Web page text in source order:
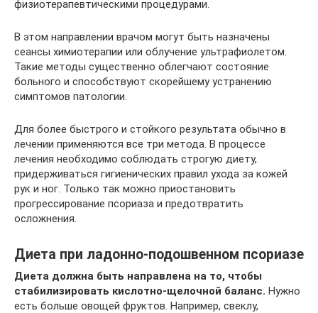
физиотерапевтическими процедурами.
В этом направлении врачом могут быть назначены
сеансы химиотерапии или облучение ультрафиолетом.
Такие методы существенно облегчают состояние
больного и способствуют скорейшему устранению
симптомов патологии.
Для более быстрого и стойкого результата обычно в
лечении применяются все три метода. В процессе
лечения необходимо соблюдать строгую диету,
придерживаться гигиенических правил ухода за кожей
рук и ног. Только так можно приостановить
прогрессирование псориаза и предотвратить
осложнения.
Диета при ладонно-подошвенном псориазе
Диета должна быть направлена на то, чтобы
стабилизировать кислотно-щелочной баланс. Нужно
есть больше овощей фруктов. Например, свеклу,